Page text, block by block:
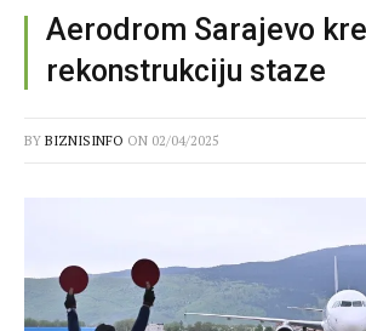
Aerodrom Sarajevo
rekonstrukciju staze
BY BIZNISINFO ON 02/04/2025